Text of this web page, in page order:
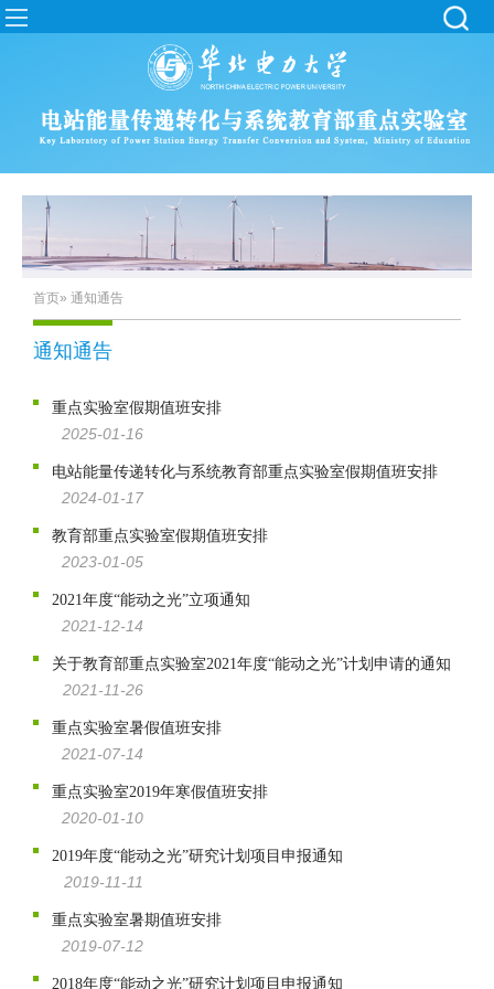
首页» 通知通告
通知通告
重点实验室假期值班安排
2025-01-16
电站能量传递转化与系统教育部重点实验室假期值班安排
2024-01-17
教育部重点实验室假期值班安排
2023-01-05
2021年度“能动之光”立项通知
2021-12-14
关于教育部重点实验室2021年度“能动之光”计划申请的通知
2021-11-26
重点实验室暑假值班安排
2021-07-14
重点实验室2019年寒假值班安排
2020-01-10
2019年度“能动之光”研究计划项目申报通知
2019-11-11
重点实验室暑期值班安排
2019-07-12
2018年度“能动之光”研究计划项目申报通知